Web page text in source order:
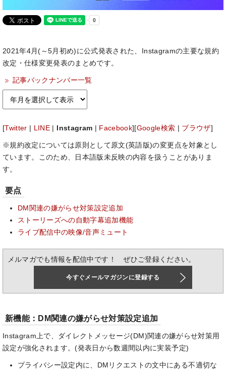
2021年4月(～5月初め)に公式発表された、Instagramの主要な規約
改定・仕様変更発表のまとめです。
記事バックナンバー一覧
[Twitter LINE Instagram Facebook][Google検索 ブラウザ]
※規約改定については原則として原文(英語版)の変更点を対象とし
ています。このため、日本語版未反映の内容を扱うことがありま
す。
要点
DM関連の嫌がらせ対策設定追加
ストーリーズへの自動字幕追加機能
ライブ配信中の映像/音声ミュート
メルマガでも情報を配信中です！ ぜひご登録ください。
今すぐメールマガジンに登録する
新機能：DM関連の嫌がらせ対策設定追加
Instagram上で、ダイレクトメッセージ(DM)関連の嫌がらせ対策用
設定が強化されます。(発表日から数週間以内に実装予定)
プライバシー設定内に、DMリクエストの文中にある不適切な